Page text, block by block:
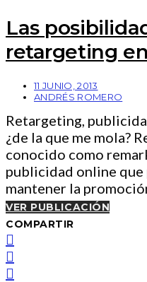
Las
retargeting
11 JUNIO, 2013
ANDRÉS ROMERO
Retargeting,
¿de la que me mola?
conocido como
publicidad online que
mantener la
VER PUBLICACIÓN
COMPARTIR